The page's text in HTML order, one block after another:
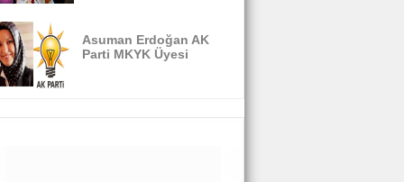
Asuman Erdoğan AK
Parti MKYK Üyesi